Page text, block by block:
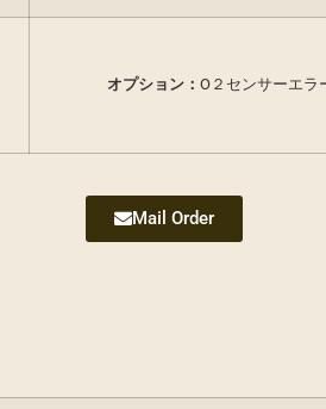
オプション： O２センサーエラ
Mail Order